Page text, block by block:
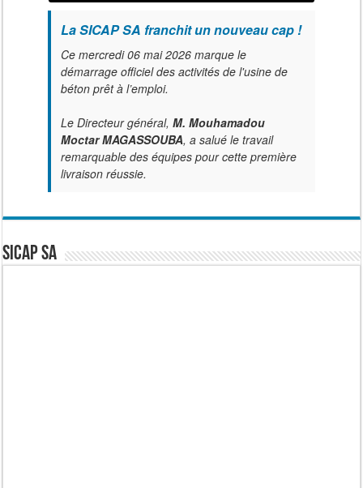
La SICAP SA franchit un nouveau cap !
Ce mercredi 06 mai 2026 marque le
démarrage officiel des activités de l'usine de
béton prêt à l’emploi.
Le Directeur général, M. Mouhamadou
Moctar MAGASSOUBA, a salué le travail
remarquable des équipes pour cette première
livraison réussie.
SICAP SA